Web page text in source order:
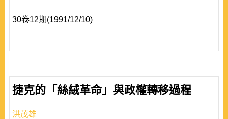
30卷12期(1991/12/10)
捷克的「絲絨革命」與政權轉移過程
洪茂雄